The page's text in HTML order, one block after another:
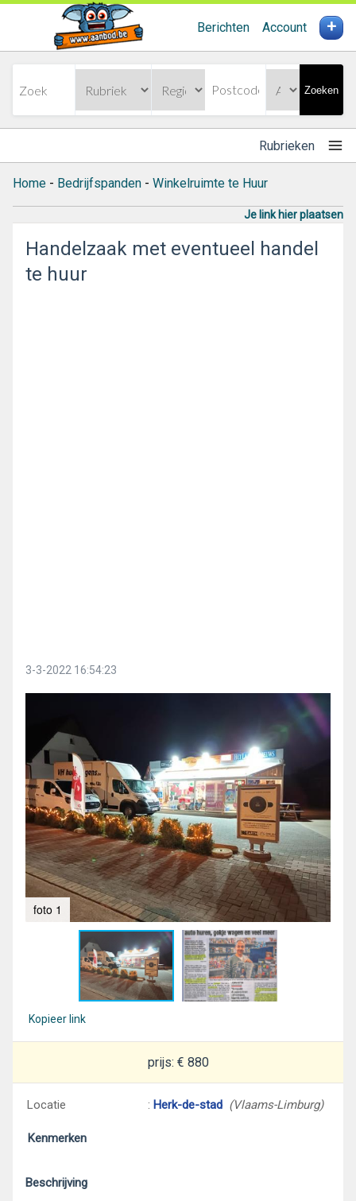
Berichten Account +
Zoeken
Rubrieken
Home - Bedrijfspanden - Winkelruimte te Huur
Je link hier plaatsen
Handelzaak met eventueel handel
te huur
3-3-2022 16:54:23
foto 1
Kopieer link
prijs: € 880
Locatie : Herk-de-stad (Vlaams-Limburg)
Kenmerken
Beschrijving